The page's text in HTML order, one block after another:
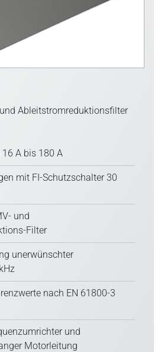
Ableitstromreduktionsfilter
A bis 180 A
mit FI-Schutzschalter 30
und
Filter
unerwünschter
nach EN 61800-3
und
Motorleitung